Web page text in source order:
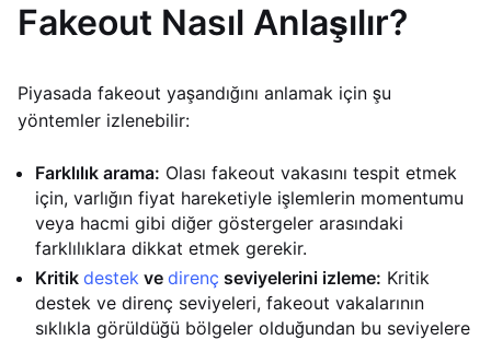
Fakeout Nasıl Anlaşılır?
Piyasada fakeout yaşandığını anlamak için şu
yöntemler izlenebilir:
Farklılık arama: Olası fakeout vakasını tespit etmek
için, varlığın fiyat hareketiyle işlemlerin momentumu
veya hacmi gibi diğer göstergeler arasındaki
farklılıklara dikkat etmek gerekir.
Kritik destek ve direnç seviyelerini izleme: Kritik
destek ve direnç seviyeleri, fakeout vakalarının
sıklıkla görüldüğü bölgeler olduğundan bu seviyelere